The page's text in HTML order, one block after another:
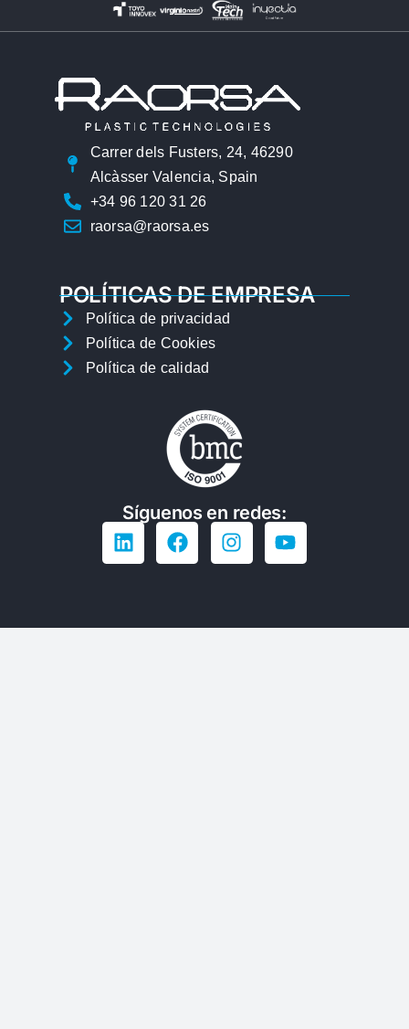
Carrer dels Fusters, 24, 46290
Alcàsser Valencia, Spain
+34 96 120 31 26
raorsa@raorsa.es
POLÍTICAS DE EMPRESA
Política de privacidad
Política de Cookies
Política de calidad
Síguenos en redes: